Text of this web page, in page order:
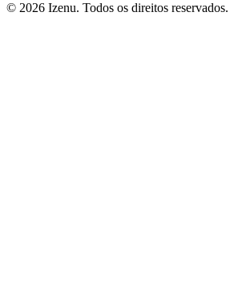
© 2026 Izenu. Todos os direitos reservados.